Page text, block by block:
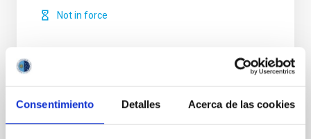
Consentimiento Detalles Acerca de las cookies
Not in force
Adenda al Convenio de colaboración entre